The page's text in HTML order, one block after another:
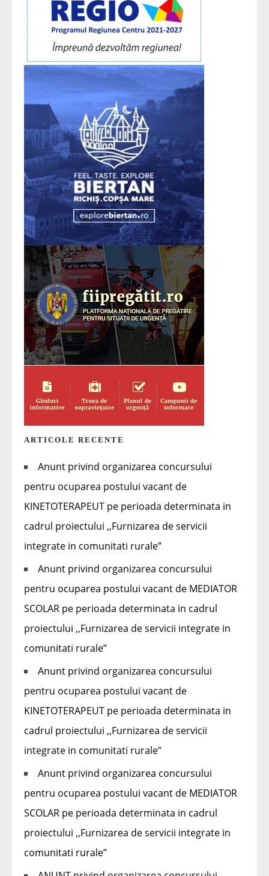
ARTICOLE RECENTE
Anunt privind organizarea concursului
pentru ocuparea postului vacant de
KINETOTERAPEUT pe perioada determinata in
cadrul proiectului ,,Furnizarea de servicii
integrate in comunitati rurale”
Anunt privind organizarea concursului
pentru ocuparea postului vacant de MEDIATOR
SCOLAR pe perioada determinata in cadrul
proiectului ,,Furnizarea de servicii integrate in
comunitati rurale”
Anunt privind organizarea concursului
pentru ocuparea postului vacant de
KINETOTERAPEUT pe perioada determinata in
cadrul proiectului ,,Furnizarea de servicii
integrate in comunitati rurale”
Anunt privind organizarea concursului
pentru ocuparea postului vacant de MEDIATOR
SCOLAR pe perioada determinata in cadrul
proiectului ,,Furnizarea de servicii integrate in
comunitati rurale”